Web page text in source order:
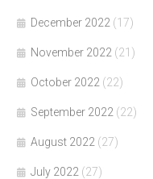
December 2022 (17)
November 2022 (21)
October 2022 (22)
September 2022 (22)
August 2022 (27)
July 2022 (27)